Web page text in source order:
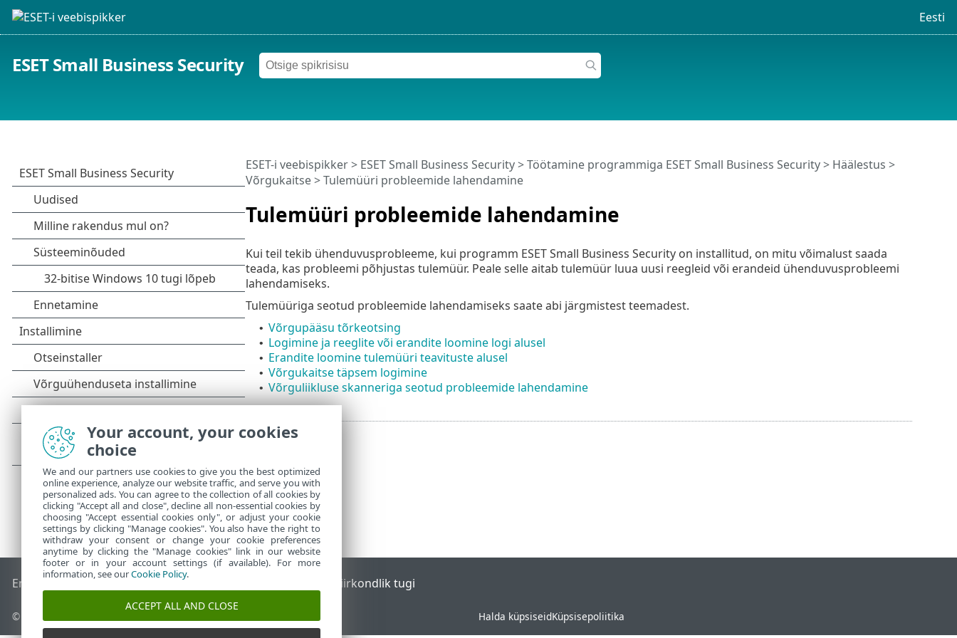
Eesti
ESET Small Business Security
Tulemüüri probleemide lahendamine
ESET-i veebispikker> ESET Small Business Security>Töötamine programmiga ESET Small Business Security> Häälestus >
Võrgukaitse> Tulemüüri probleemide lahendamine
Kui teil tekib ühenduvusprobleeme, kui programm ESET Small Business Security on installitud, on mitu võimalust saada
teada, kas probleemi põhjustas tulemüür. Peale selle aitab tulemüür luua uusi reegleid või erandeid ühenduvusprobleemi
lahendamiseks.
Tulemüüriga seotud probleemide lahendamiseks saate abi järgmistest teemadest.
• Võrgupääsu tõrkeotsing
• Logimine ja reeglite või erandite loomine logi alusel
• Erandite loomine tulemüüri teavituste alusel
• Võrgukaitse täpsem logimine
• Võrguliikluse skanneriga seotud probleemide lahendamine
End of Life ESET-i teabebaas ESET-i foorum Piirkondlik tugi
© 1992 - 2026 ESET, spol. s r.o. – kõik õigused on kaitstud. Halda küpsiseidKüpsisepoliitika
Your account, your cookies
choice
We and our partners use cookies to give you the best optimized
online experience, analyze our website traffic, and serve you with
personalized ads. You can agree to the collection of all cookies by
clicking "Accept all and close", decline all non-essential cookies by
choosing "Accept essential cookies only", or adjust your cookie
settings by clicking "Manage cookies". You also have the right to
withdraw your consent or change your cookie preferences
anytime by clicking the "Manage cookies" link in our website
footer or in your account settings (if available). For more
information, see ourCookie Policy.
ACCEPT ALL AND CLOSE